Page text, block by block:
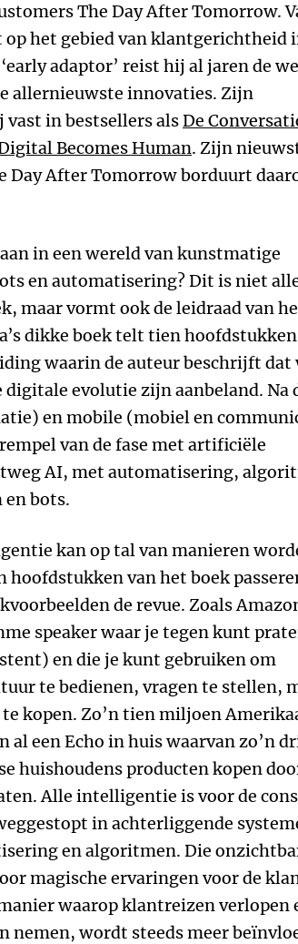
The Day After Tomorrow.
op het gebied van klantgerichtheid
adaptor’ reist hij al jaren de
allernieuwste innovaties. Zijn
in bestsellers alsDe
Becomes Human. Zijn
Day After Tomorrow borduurt
in een wereld van kunstmatige
en automatisering? Dit is niet
maar vormt ook de leidraad van
dikke boek telt tien
waarin de auteur beschrijft dat
digitale evolutie zijn aanbeland. Na
en mobile (mobiel en
van de fase met artificiële
AI, met automatisering,
bots.
kan op tal van manieren
hoofdstukken van het boek
de revue. Zoals
speaker waar je tegen kunt
en die je kunt gebruiken om
te bedienen, vragen te stellen,
kopen. Zo’n tien miljoen
al een Echo in huis waarvan zo’n
huishoudens producten kopen
Alle intelligentie is voor de
in achterliggende
en algoritmen. Die
magische ervaringen voor de
waarop klantreizen verlopen
nemen, wordt steeds meer